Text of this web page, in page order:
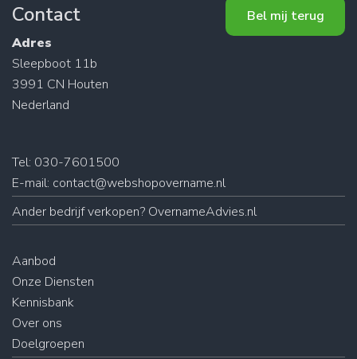
Contact
Adres
Sleepboot 11b
3991 CN Houten
Nederland
Bel mij terug
Tel: 030-7601500
E-mail: contact@webshopovername.nl
Ander bedrijf verkopen? OvernameAdvies.nl
Aanbod
Onze Diensten
Kennisbank
Over ons
Doelgroepen